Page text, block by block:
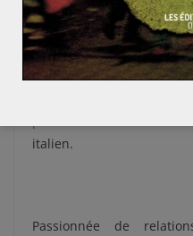
La dissolution de la
et la formation d’un
Democratico,au pouvoir
italien de fin 2017, et du
italien.
Passionnée de